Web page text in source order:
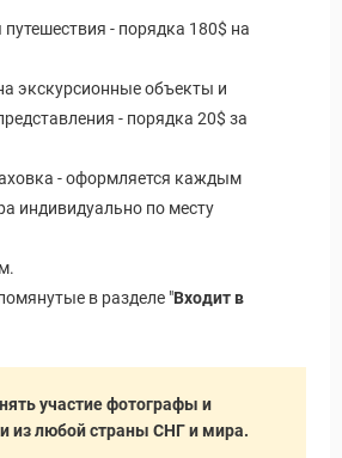
- порядка 180$ на
экскурсионные объекты и
- порядка 20$ за
- оформляется каждым
индивидуально по месту
в разделе "Входит в
участие фотографы и
из любой страны СНГ и мира.